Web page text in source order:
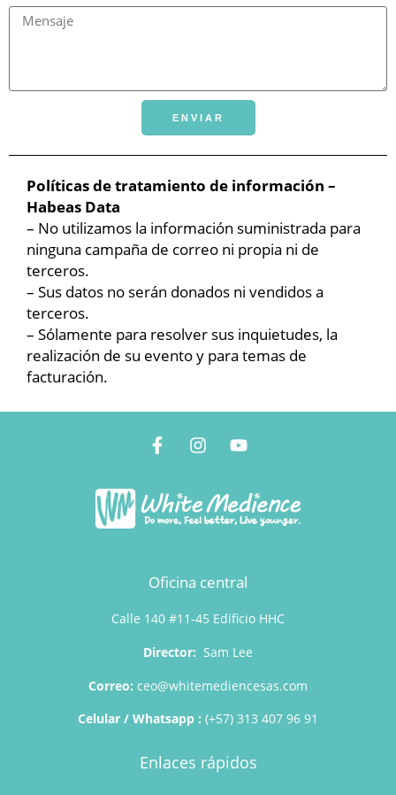
ENVIAR
Políticas de tratamiento de información –
Habeas Data
– No utilizamos la información suministrada para
ninguna campaña de correo ni propia ni de
terceros.
– Sus datos no serán donados ni vendidos a
terceros.
– Sólamente para resolver sus inquietudes, la
realización de su evento y para temas de
facturación.
Oficina central
Calle 140 #11-45 Edificio HHC
Director: Sam Lee
Correo: ceo@whitemediencesas.com
Celular / Whatsapp : (+57) 313 407 96 91
Enlaces rápidos